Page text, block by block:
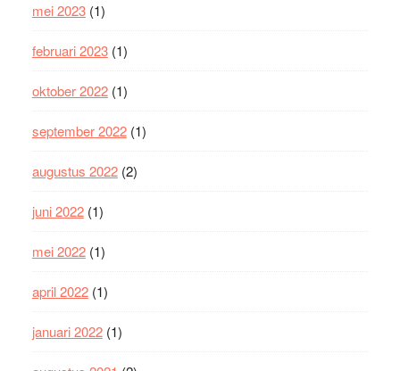
mei 2023(1)
februari 2023(1)
oktober 2022(1)
september 2022(1)
augustus 2022(2)
juni 2022(1)
mei 2022(1)
april 2022(1)
januari 2022(1)